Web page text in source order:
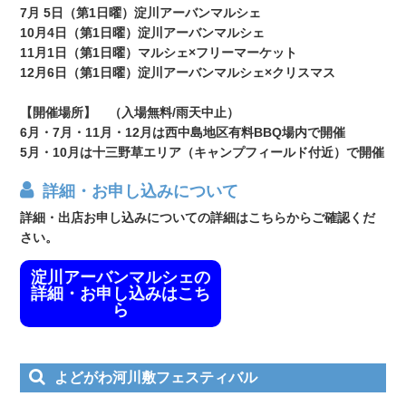
7月 5日（第1日曜）淀川アーバンマルシェ
10月4日（第1日曜）淀川アーバンマルシェ
11月1日（第1日曜）マルシェ×フリーマーケット
12月6日（第1日曜）淀川アーバンマルシェ×クリスマス
【開催場所】 （入場無料/雨天中止）
6月・7月・11月・12月は西中島地区有料BBQ場内で開催
5月・10月は十三野草エリア（キャンプフィールド付近）で開催
詳細・お申し込みについて
詳細・出店お申し込みについての詳細はこちらからご確認くだ
さい。
淀川アーバンマルシェの
詳細・お申し込みはこち
ら
よどがわ河川敷フェスティバル